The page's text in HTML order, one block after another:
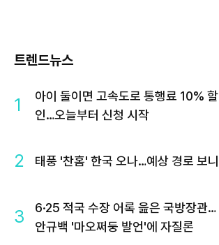
트렌드뉴스
1
아이 둘이면 고속도로 통행료 10% 할
인…오늘부터 신청 시작
2 태풍 '찬홈' 한국 오나…예상 경로 보니
3
6·25 적국 수장 어록 읊은 국방장관…
안규백 '마오쩌둥 발언'에 자질론